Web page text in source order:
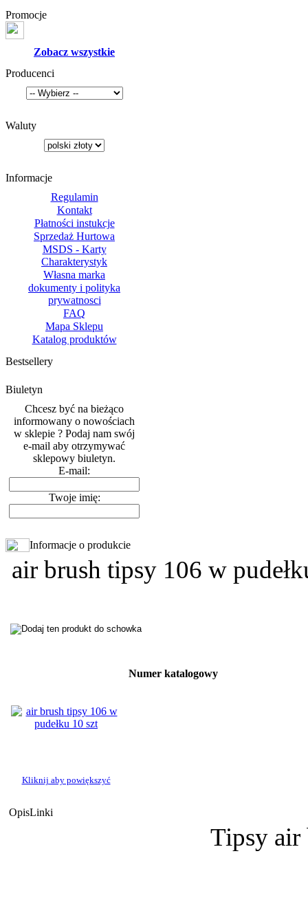
Promocje
Zobacz wszystkie
Producenci
Waluty
Informacje
Regulamin
Kontakt
Płatności instukcje
Sprzedaż Hurtowa
MSDS - Karty
Charakterystyk
Własna marka
dokumenty i polityka
prywatnosci
FAQ
Mapa Sklepu
Katalog produktów
Bestsellery
Biuletyn
Chcesz być na bieżąco
informowany o nowościach
w sklepie ? Podaj nam swój
e-mail aby otrzymywać
sklepowy biuletyn.
E-mail:
Twoje imię:
Informacje o produkcie
air brush tipsy 106 w
Kliknij aby powiększyć
Numer katalogowy
OpisLinki
Tipsy air